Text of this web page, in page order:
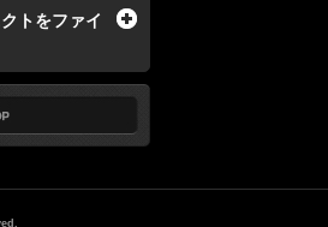
トをファイ